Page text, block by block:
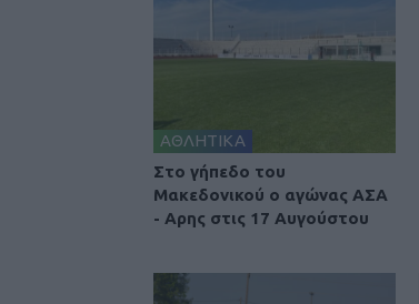
ΑΘΛΗΤΙΚΑ
Στο γήπεδο του
Μακεδονικού ο αγώνας ΑΣΑ
- Αρης στις 17 Αυγούστου